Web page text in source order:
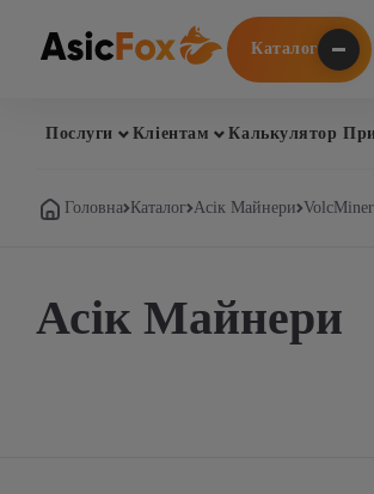
Каталог
Послуги Кліентам Калькулятор
Головна Каталог Асік Майнери VolcMiner
Асік Майнери